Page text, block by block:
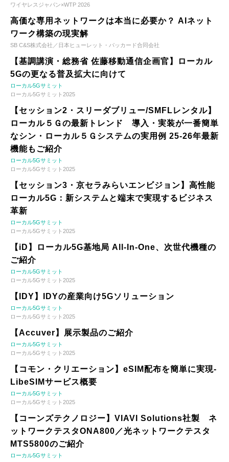
ワイヤレスジャパン×WTP 2026
高価な専用ネットワークは本当に必要か？ AIネット
ワーク構築の現実解
SB C&S株式会社／日本ヒューレット・パッカード合同会社
【基調講演・総務省 佐藤移動通信企画官】ローカル
5Gの更なる普及拡大に向けて
ローカル5Gサミット
ローカル5Gサミット2025
【セッション2・スリーダブリュー/SMFLレンタル】
ローカル５Ｇの最新トレンド 導入・実装が一番簡単
なシン・ローカル５Ｇシステムの実用例 25-26年最新
機能もご紹介
ローカル5Gサミット
ローカル5Gサミット2025
【セッション3・京セラみらいエンビジョン】高性能
ローカル5G：新システムと端末で実現するビジネス
革新
ローカル5Gサミット
ローカル5Gサミット2025
【iD】ローカル5G基地局 All-In-One、次世代機種の
ご紹介
ローカル5Gサミット
ローカル5Gサミット2025
【IDY】IDYの産業向け5Gソリューション
ローカル5Gサミット
ローカル5Gサミット2025
【Accuver】展示製品のご紹介
ローカル5Gサミット
ローカル5Gサミット2025
【コモン・クリエーション】eSIM配布を簡単に実現-
LibeSIMサービス概要
ローカル5Gサミット
ローカル5Gサミット2025
【コーンズテクノロジー】VIAVI Solutions社製 ネ
ットワークテスタONA800／光ネットワークテスタ
MTS5800のご紹介
ローカル5Gサミット